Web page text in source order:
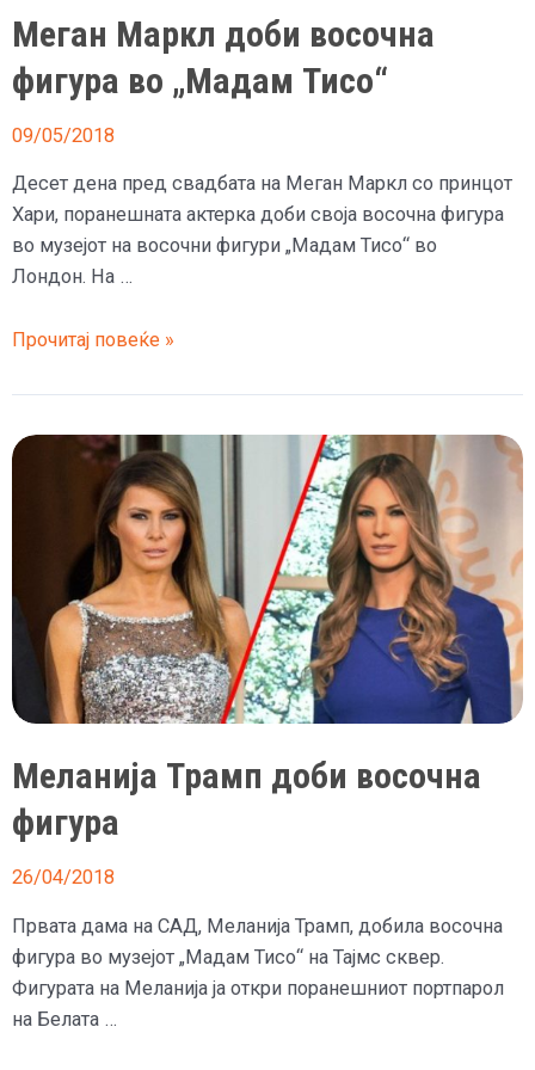
Меган Маркл доби восочна
фигура во „Мадам Тисо“
09/05/2018
Десет дена пред свадбата на Меган Маркл со принцот
Хари, поранешната актерка доби своја восочна фигура
во музејот на восочни фигури „Мадам Тисо“ во
Лондон. На …
Меган
доби
восочна
фигура
Прочитај повеќе »
Меланија Трамп доби восочна
фигура
26/04/2018
Првата дама на САД, Меланија Трамп, добила восочна
фигура во музејот „Мадам Тисо“ на Тајмс сквер.
Фигурата на Меланија ја откри поранешниот портпарол
на Белата …